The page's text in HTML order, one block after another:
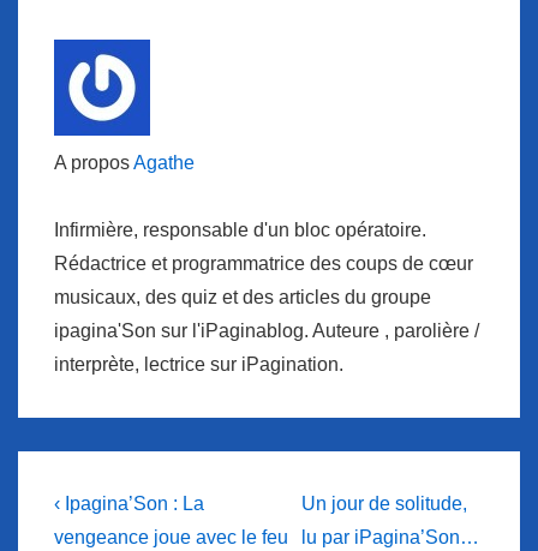
A proposAgathe
Infirmière, responsable d'un bloc opératoire.
Rédactrice et programmatrice des coups de cœur
musicaux, des quiz et des articles du groupe
ipagina'Son sur l'iPaginablog. Auteure , parolière /
interprète, lectrice sur iPagination.
Navigation
Previous
Post
‹ Ipagina’Son : La
vengeance joue avec le feu
Next
Post
Un jour de solitude,
lu par iPagina’Son…